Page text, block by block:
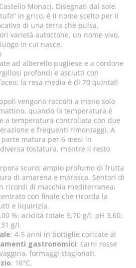
Monaci. Disegnati dal sole.
in grico, è il nome scelto per il
di una terra che pulsa,
varietà autoctone, un nome vivo,
in cui nasce.
ad alberello pugliese e a cordone
profondi e asciutti con
la resa media è di 70 quintali
vengono raccolti a mano solo
quando la temperatura è
a temperatura controllata con due
e frequenti rimontaggi. A
matura per 6 mesi in
tostatura, mentre il resto
scuro; ampio profumo di frutta
di amarena e marasca. Sentori di
ricordi di macchia mediterranea;
con finale che ricorda la
e liquirizia.
%; acidità totale 5,70 g/l; pH 3,60;
g/l.
: 4-5 anni in bottiglie coricate al
gastronomici: carni rosse
formaggi stagionati.
: 16°C.